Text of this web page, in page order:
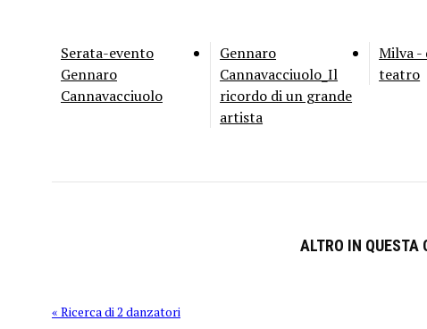
Serata-evento
Gennaro
Cannavacciuolo
Gennaro
Cannavacciuolo_Il
ricordo di un grande
artista
Milva -
teatro
ALTRO IN QUESTA
« Ricerca di 2 danzatori